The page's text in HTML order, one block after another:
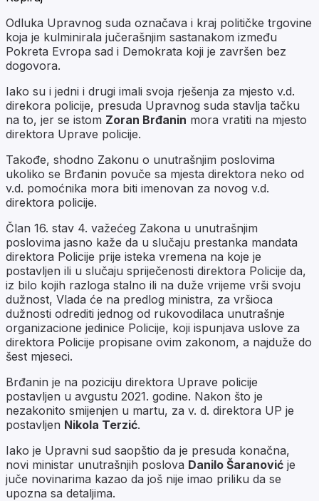
Odluka Upravnog suda označava i kraj političke trgovine
koja je kulminirala jučerašnjim sastanakom između
Pokreta Evropa sad i Demokrata koji je završen bez
dogovora.
Iako su i jedni i drugi imali svoja rješenja za mjesto v.d.
direkora policije, presuda Upravnog suda stavlja tačku
na to, jer se istom Zoran Brđanin mora vratiti na mjesto
direktora Uprave policije.
Takođe, shodno Zakonu o unutrašnjim poslovima
ukoliko se Brđanin povuče sa mjesta direktora neko od
v.d. pomoćnika mora biti imenovan za novog v.d.
direktora policije.
Član 16. stav 4. važećeg Zakona u unutrašnjim
poslovima jasno kaže da u slučaju prestanka mandata
direktora Policije prije isteka vremena na koje je
postavljen ili u slučaju spriječenosti direktora Policije da,
iz bilo kojih razloga stalno ili na duže vrijeme vrši svoju
dužnost, Vlada će na predlog ministra, za vršioca
dužnosti odrediti jednog od rukovodilaca unutrašnje
organizacione jedinice Policije, koji ispunjava uslove za
direktora Policije propisane ovim zakonom, a najduže do
šest mjeseci.
Brđanin je na poziciju direktora Uprave policije
postavljen u avgustu 2021. godine. Nakon što je
nezakonito smijenjen u martu, za v. d. direktora UP je
postavljen Nikola Terzić.
Iako je Upravni sud saopštio da je presuda konačna,
novi ministar unutrašnjih poslova Danilo Šaranović je
juče novinarima kazao da još nije imao priliku da se
upozna sa detaljima.